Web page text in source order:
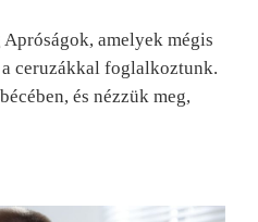
amelyek mégis
ceruzákkal foglalkoztunk.
és nézzük meg,